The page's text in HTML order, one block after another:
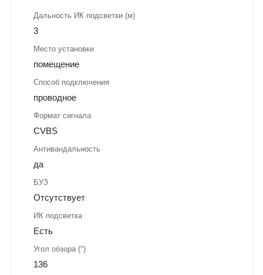
Дальность ИК подсветки (м)
3
Место установки
помещение
Способ подключения
проводное
Формат сигнала
CVBS
Антивандальность
да
БУЗ
Отсутствует
ИК подсветка
Есть
Угол обзора (°)
136